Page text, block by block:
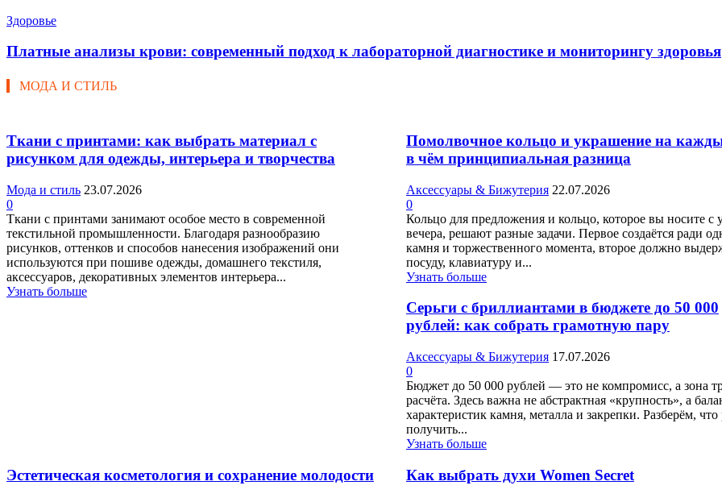
Здоровье
Платные анализы крови: современный подход к лабораторной диагностике и мониторингу здоровья
МОДА И СТИЛЬ
Ткани с принтами: как выбрать материал с
рисунком для одежды, интерьера и творчества
Мода и стиль 23.07.2026
0
Ткани с принтами занимают особое место в современной
текстильной промышленности. Благодаря разнообразию
рисунков, оттенков и способов нанесения изображений они
используются при пошиве одежды, домашнего текстиля,
аксессуаров, декоративных элементов интерьера...
Узнать больше
Помолвочное кольцо и украшение на
в чём принципиальная разница
Аксессуары & Бижутерия 22.07.2026
0
Кольцо для предложения и кольцо, которое вы носите с
вечера, решают разные задачи. Первое создаётся ради
камня и торжественного момента, второе должно
посуду, клавиатуру и...
Узнать больше
Серьги с бриллиантами в бюджете до 50 000
рублей: как собрать грамотную пару
Аксессуары & Бижутерия 17.07.2026
0
Бюджет до 50 000 рублей — это не компромисс, а зона
расчёта. Здесь важна не абстрактная «крупность», а
характеристик камня, металла и закрепки. Разберём, что
получить...
Узнать больше
Эстетическая косметология и сохранение молодости Как выбрать духи Women Secret